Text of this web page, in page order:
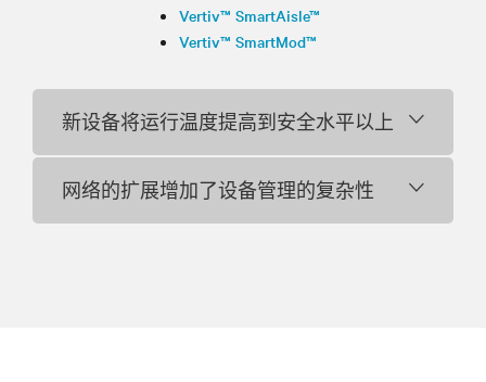
Vertiv™ SmartAisle™
Vertiv™ SmartMod™
新设备将运行温度提高到安全水平以上
网络的扩展增加了设备管理的复杂性